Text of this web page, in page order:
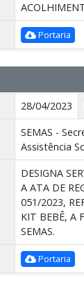
Portaria
28/04/2023
SEMAS -
Assistência
DESIGNA
A ATA DE
051/2023,
KIT BEBÊ, A
SEMAS.
Portaria